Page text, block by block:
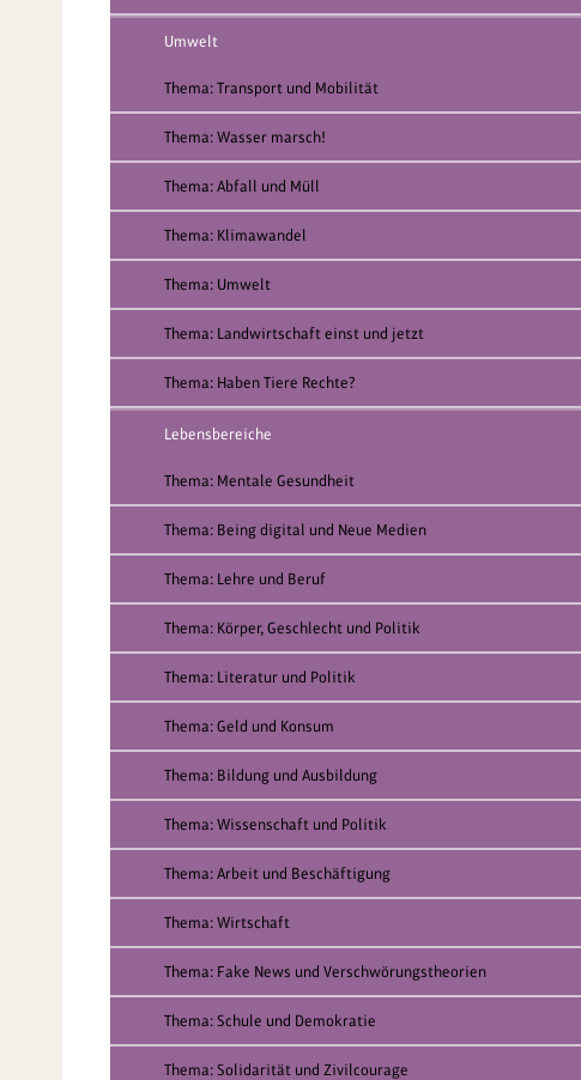
Umwelt
Thema: Transport und Mobilität
Thema: Wasser marsch!
Thema: Abfall und Müll
Thema: Klimawandel
Thema: Umwelt
Thema: Landwirtschaft einst und jetzt
Thema: Haben Tiere Rechte?
Lebensbereiche
Thema: Mentale Gesundheit
Thema: Being digital und Neue Medien
Thema: Lehre und Beruf
Thema: Körper, Geschlecht und Politik
Thema: Literatur und Politik
Thema: Geld und Konsum
Thema: Bildung und Ausbildung
Thema: Wissenschaft und Politik
Thema: Arbeit und Beschäftigung
Thema: Wirtschaft
Thema: Fake News und Verschwörungstheorien
Thema: Schule und Demokratie
Thema: Solidarität und Zivilcourage